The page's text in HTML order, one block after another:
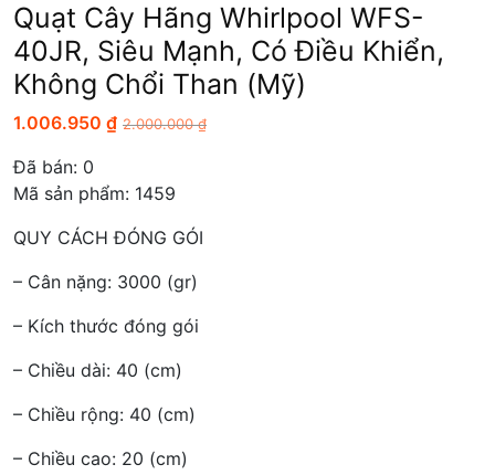
Quạt Cây Hãng Whirlpool WFS-
40JR, Siêu Mạnh, Có Điều Khiển,
Không Chổi Than (Mỹ)
1.006.950 ₫ 2.000.000₫
Đã bán: 0
Mã sản phẩm: 1459
QUY CÁCH ĐÓNG GÓI
– Cân nặng: 3000 (gr)
– Kích thước đóng gói
– Chiều dài: 40 (cm)
– Chiều rộng: 40 (cm)
– Chiều cao: 20 (cm)